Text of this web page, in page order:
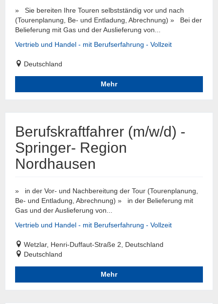
» Sie bereiten Ihre Touren selbstständig vor und nach
(Tourenplanung, Be- und Entladung, Abrechnung) » Bei der
Belieferung mit Gas und der Auslieferung von...
Vertrieb und Handel - mit Berufserfahrung - Vollzeit
Deutschland
Mehr
Berufskraftfahrer (m/w/d) -
Springer- Region
Nordhausen
» in der Vor- und Nachbereitung der Tour (Tourenplanung,
Be- und Entladung, Abrechnung) » in der Belieferung mit
Gas und der Auslieferung von...
Vertrieb und Handel - mit Berufserfahrung - Vollzeit
Wetzlar, Henri-Duffaut-Straße 2, Deutschland
Deutschland
Mehr